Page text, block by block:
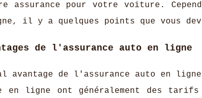
assurance pour votre voiture.
il y a quelques points que vous
de l'assurance auto en ligne
avantage de l'assurance auto en
en ligne ont généralement des tarifs